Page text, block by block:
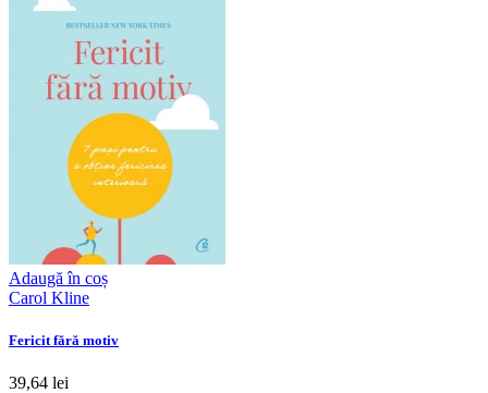
Adaugă în coș
Carol Kline
Fericit fără motiv
39,64 lei